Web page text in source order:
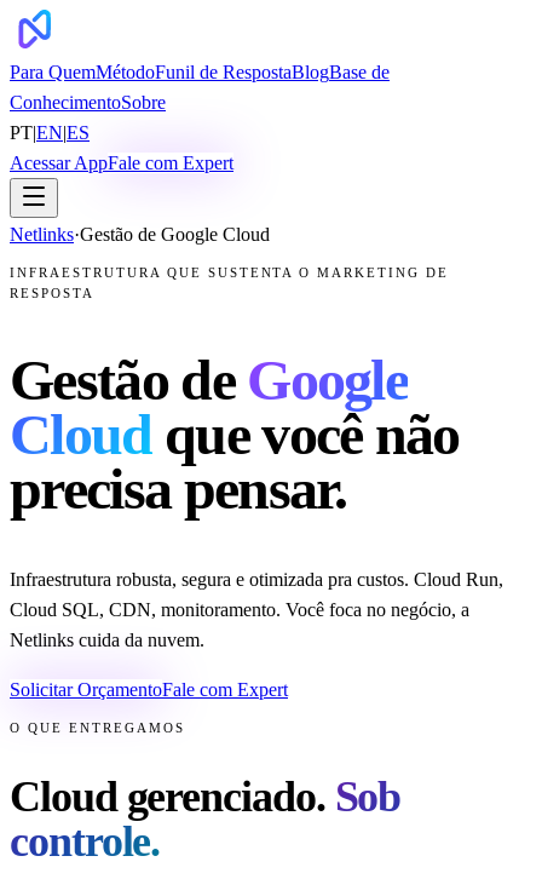
Para QuemMétodoFunil de RespostaBlogBase de
ConhecimentoSobre
PT|EN|ES
Acessar AppFale com Expert
Netlinks·Gestão de Google Cloud
INFRAESTRUTURA QUE SUSTENTA O MARKETING DE
RESPOSTA
Gestão de Google
Cloudque você não
precisa pensar.
Infraestrutura robusta, segura e otimizada pra custos. Cloud Run,
Cloud SQL, CDN, monitoramento. Você foca no negócio, a
Netlinks cuida da nuvem.
Solicitar OrçamentoFale com Expert
O QUE ENTREGAMOS
Cloud gerenciado. Sob
controle.